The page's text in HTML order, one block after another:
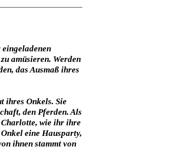
eingeladenen
amüsieren. Werden
das Ausmaß ihres
ihres Onkels. Sie
den Pferden. Als
wie ihr ihre
eine Hausparty,
ihnen stammt von